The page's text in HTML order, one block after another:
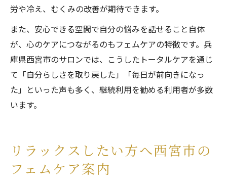
労や冷え、むくみの改善が期待できます。
また、安心できる空間で自分の悩みを話せること自体
が、心のケアにつながるのもフェムケアの特徴です。兵
庫県西宮市のサロンでは、こうしたトータルケアを通じ
て「自分らしさを取り戻した」「毎日が前向きになっ
た」といった声も多く、継続利用を勧める利用者が多数
います。
リラックスしたい方へ西宮市の
フェムケア案内